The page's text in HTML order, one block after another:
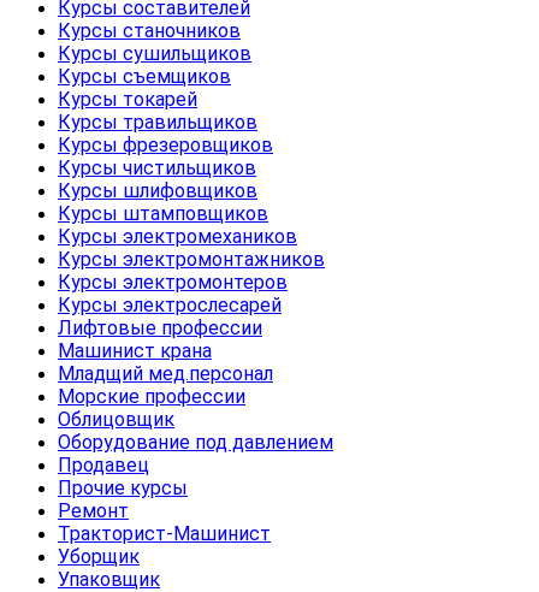
Курсы составителей
Курсы станочников
Курсы сушильщиков
Курсы съемщиков
Курсы токарей
Курсы травильщиков
Курсы фрезеровщиков
Курсы чистильщиков
Курсы шлифовщиков
Курсы штамповщиков
Курсы электромехаников
Курсы электромонтажников
Курсы электромонтеров
Курсы электрослесарей
Лифтовые профессии
Машинист крана
Младщий мед.персонал
Морские профессии
Облицовщик
Оборудование под давлением
Продавец
Прочие курсы
Ремонт
Тракторист-Машинист
Уборщик
Упаковщик